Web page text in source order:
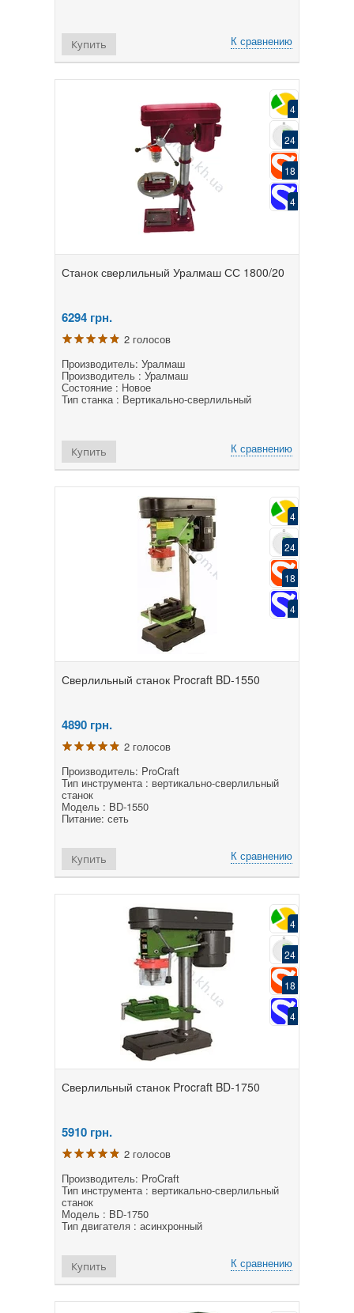
К сравнению
Купить
4
24
18
4
Станок сверлильный Уралмаш СС 1800/20
6294 грн.
2 голосов
Производитель: Уралмаш
Производитель : Уралмаш
Состояние : Новое
Тип станка : Вертикально-сверлильный
К сравнению
Купить
4
24
18
4
Сверлильный станок Procraft BD-1550
4890 грн.
2 голосов
Производитель: ProCraft
Тип инструмента : вертикально-сверлильный
станок
Модель : BD-1550
Питание: сеть
К сравнению
Купить
4
24
18
4
Сверлильный станок Procraft BD-1750
5910 грн.
2 голосов
Производитель: ProCraft
Тип инструмента : вертикально-сверлильный
станок
Модель : BD-1750
Тип двигателя : асинхронный
К сравнению
Купить